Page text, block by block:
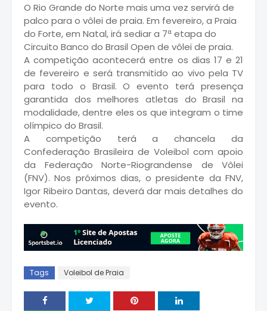
O Rio Grande do Norte mais uma vez servirá de
palco para o vôlei de praia. Em fevereiro, a Praia
do Forte, em Natal, irá sediar a 7ª etapa do
Circuito Banco do Brasil Open de vôlei de praia.
A competição acontecerá entre os dias 17 e 21
de fevereiro e será transmitido ao vivo pela TV
para todo o Brasil. O evento terá presença
garantida dos melhores atletas do Brasil na
modalidade, dentre eles os que integram o time
olímpico do Brasil.
A competição terá a chancela da
Confederação Brasileira de Voleibol com apoio
da Federação Norte-Riograndense de Vôlei
(FNV). Nos próximos dias, o presidente da FNV,
Igor Ribeiro Dantas, deverá dar mais detalhes do
evento.
Tags Voleibol de Praia